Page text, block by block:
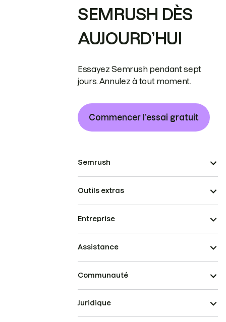
SEMRUSH DÈS
AUJOURD’HUI
Essayez Semrush pendant sept
jours. Annulez à tout moment.
Commencer l’essai gratuit
Semrush
Outils extras
Entreprise
Assistance
Communauté
Juridique